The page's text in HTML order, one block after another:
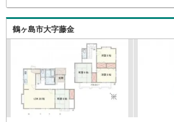
鶴ヶ島市大字藤金